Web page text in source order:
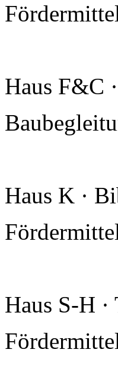
Haus F&C
Haus K ·
Haus S-H